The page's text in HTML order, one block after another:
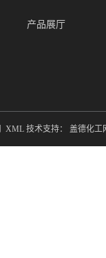
产品展厅
XML 技术支持： 盖德化工